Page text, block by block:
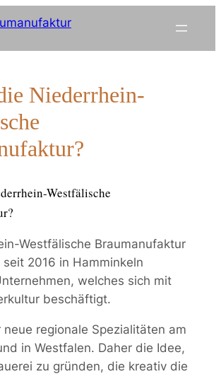
Niederrhein-
Westfälische
Westfälische Braumanufaktur
2016 in Hamminkeln
welches sich mit
beschäftigt.
neue regionale Spezialitäten am
in Westfalen. Daher die Idee,
zu gründen, die kreativ die